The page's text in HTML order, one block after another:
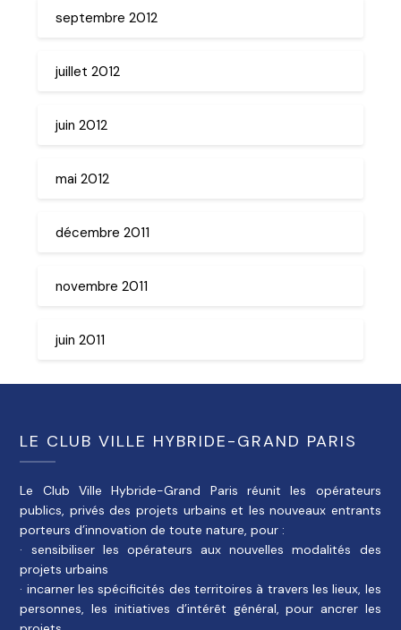
septembre 2012
juillet 2012
juin 2012
mai 2012
décembre 2011
novembre 2011
juin 2011
LE CLUB VILLE HYBRIDE-GRAND PARIS
Le Club Ville Hybride-Grand Paris réunit les opérateurs
publics, privés des projets urbains et les nouveaux entrants
porteurs d’innovation de toute nature, pour :
· sensibiliser les opérateurs aux nouvelles modalités des
projets urbains
· incarner les spécificités des territoires à travers les lieux, les
personnes, les initiatives d’intérêt général, pour ancrer les